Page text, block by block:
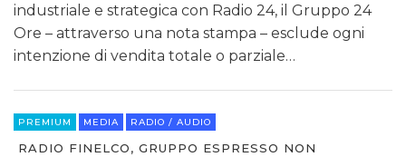
industriale e strategica con Radio 24, il Gruppo 24
Ore – attraverso una nota stampa – esclude ogni
intenzione di vendita totale o parziale…
PREMIUM MEDIA RADIO / AUDIO
RADIO FINELCO, GRUPPO ESPRESSO NON